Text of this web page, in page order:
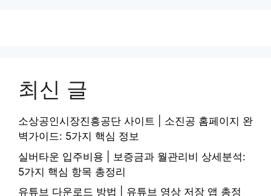
최신 글
소상공인시장진흥공단 사이트 | 소진공 홈페이지 완
벽가이드: 5가지 핵심 정보
실버타운 입주비용 | 보증금과 월관리비 상세분석:
5가지 핵심 항목 총정리
유튜브 다운로드 방법 | 유튜브 영상 저장 앱 총정